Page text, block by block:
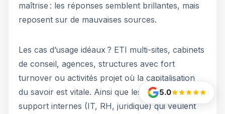
maîtrise : les réponses semblent brillantes, mais
reposent sur de mauvaises sources.
Les cas d’usage idéaux ? ETI multi-sites, cabinets
de conseil, agences, structures avec fort
turnover ou activités projet où la capitalisation
du savoir est vitale. Ainsi que les services
support internes (IT, RH, juridique) qui veulent
5.0